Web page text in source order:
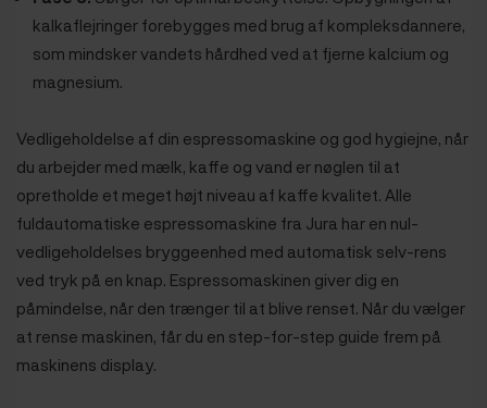
kalkaflejringer forebygges med brug af kompleksdannere,
som mindsker vandets hårdhed ved at fjerne kalcium og
magnesium.
Vedligeholdelse af din espressomaskine og god hygiejne, når
du arbejder med mælk, kaffe og vand er nøglen til at
opretholde et meget højt niveau af kaffe kvalitet. Alle
fuldautomatiske espressomaskine fra Jura har en nul-
vedligeholdelses bryggeenhed med automatisk selv-rens
ved tryk på en knap. Espressomaskinen giver dig en
påmindelse, når den trænger til at blive renset. Når du vælger
at rense maskinen, får du en step-for-step guide frem på
maskinens display.